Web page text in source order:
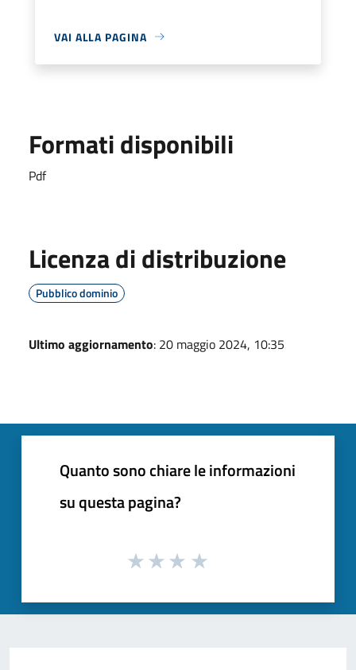
VAI ALLA PAGINA
Formati disponibili
Pdf
Licenza di distribuzione
Pubblico dominio
Ultimo aggiornamento: 20 maggio 2024, 10:35
Quanto sono chiare le informazioni
su questa pagina?